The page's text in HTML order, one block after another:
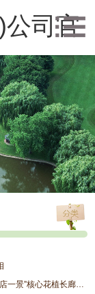
公司官
1月16日，动作昆明首个“一店一景”核心花植长廊的“花屿里”街区，正在南亚风情第壹城负一楼正式亮相。 从第壹Mall大门驾御两侧的扶梯下行